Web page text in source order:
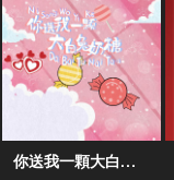
你送我一顆大白兔奶糖 (DJR7版)